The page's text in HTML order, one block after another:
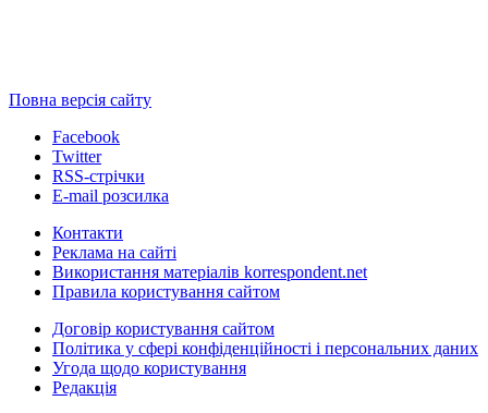
Повна версія сайту
Facebook
Twitter
RSS-стрічки
E-mail розсилка
Контакти
Реклама на сайті
Використання матеріалів korrespondent.net
Правила користування сайтом
Договір користування сайтом
Політика у сфері конфіденційності і персональних даних
Угода щодо користування
Редакція